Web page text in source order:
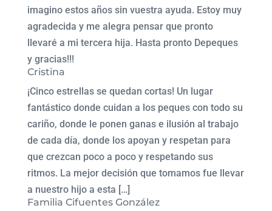
imagino estos años sin vuestra ayuda. Estoy muy
agradecida y me alegra pensar que pronto
llevaré a mi tercera hija. Hasta pronto Depeques
y gracias!!!
Cristina
¡Cinco estrellas se quedan cortas! Un lugar
fantástico donde cuidan a los peques con todo su
cariño, donde le ponen ganas e ilusión al trabajo
de cada día, donde los apoyan y respetan para
que crezcan poco a poco y respetando sus
ritmos. La mejor decisión que tomamos fue llevar
a nuestro hijo a esta […]
Familia Cifuentes González